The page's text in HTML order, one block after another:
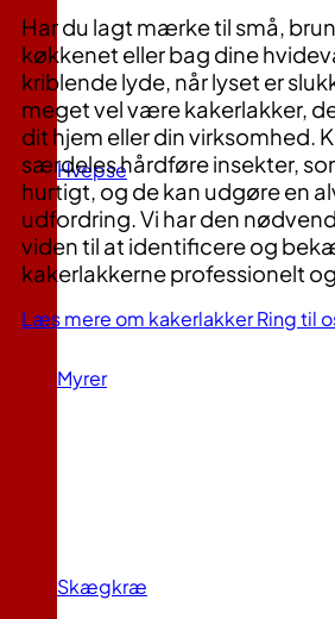
Hvepse
Myrer
Skægkræ
Har du lagt mærke til små,
køkkenet eller bag dine
kriblende lyde, når lyset er
meget vel være kakerlakker,
dit hjem eller din virksomhed.
særdeles hårdføre insekter,
hurtigt, og de kan udgøre en
udfordring. Vi har den
viden til at identificere og
kakerlakkerne professionelt
Læs mere om kakerlakkerRing til